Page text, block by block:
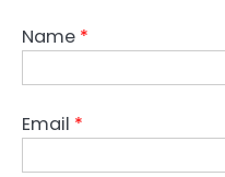
Name *
Email *